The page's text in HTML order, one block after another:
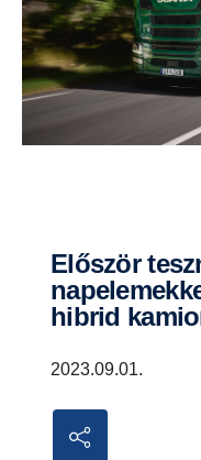
Először tesznek próbára egy
hibrid
2023.09.01.